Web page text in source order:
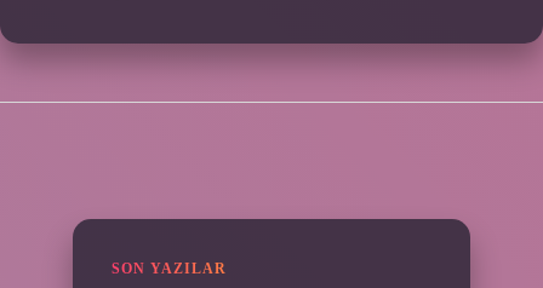
SON YAZILAR